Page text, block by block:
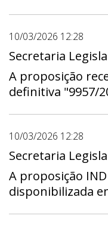
10/03/2026 12:28
Secretaria
A proposição
definitiva "9957/
10/03/2026 12:28
Secretaria
A proposição
disponibilizada